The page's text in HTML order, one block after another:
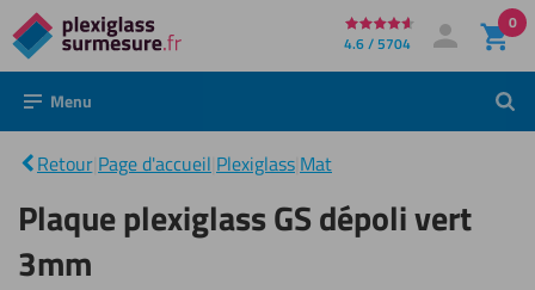
Directement
au
contenu
4.6 / 5704 Mon compte
Se connecter
0
Menu
Retour Page d'accueil Plexiglass Mat
Plaque
GS dépoli
vert
3mm
Plaque plexiglass GS dépoli vert
3mm